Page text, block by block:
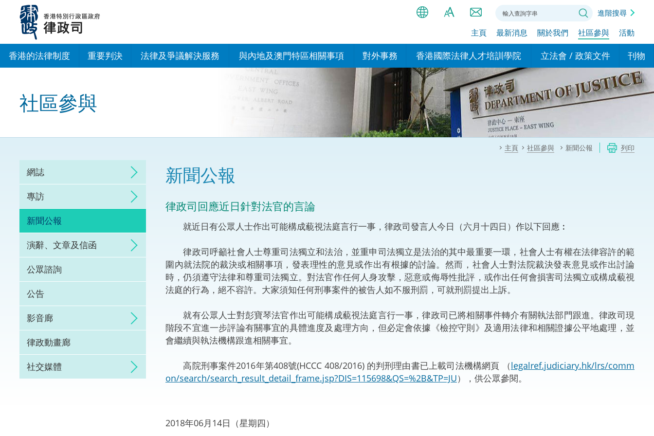
內
简
EN
Bahasa Indonesia (印尼語)
हिन्दी (印度語)
नेपाली (尼泊爾語)
Tiếng Việt (越南語)
A
A
進階搜尋
主頁 最新消息 關於我們 社區參與 活動
香港的法律制度 重要判決 法律及爭議解決服務
訴訟
網上爭議解決及法律科技
體育爭議解決先導計劃
能力建設
法律樞紐
促成交易和爭議解決服務中心
與內地及澳門特區相關事項
與內地的安排
香港與內地相互認可和執行民
商事案件判決的安排
關於建立更緊密經貿關係的安
與澳門特區的安排
“一帶一路”建設
粵港澳大灣區
對外事務
國際政府機構在香港設立辦事
處或運作
多邊協定
其他協定
香港國際法律人才培訓學院
我們的學院
我們的專家委員會
我們的辦公室
我們的培訓課程和能力建設項
立法會 / 政策文件
現行政策措施
政策文件
特別財務委員會
刊物
基本
民事
維護
刑事
一般
社區參與
主頁 社區參與 新聞公報 列印
網誌
專訪
新聞公報
演辭、文章及信函
公眾諮詢
公告
影音廊
律政動畫廊
社交媒體
新聞公報
律政司回應近日針對法官的言論
就近日有公眾人士作出可能構成藐視法庭言行一事，律政司發言人今日（六月十四日）作以下回應︰
律政司呼籲社會人士尊重司法獨立和法治，並重申司法獨立是法治的其中最重要一環，社會人士有權在法律容許的範
圍內就法院的裁決或相關事項，發表理性的意見或作出有根據的討論。然而，社會人士對法院裁決發表意見或作出討論
時，仍須遵守法律和尊重司法獨立。對法官作任何人身攻擊，惡意或侮辱性批評，或作出任何會損害司法獨立或構成藐視
法庭的行為，絕不容許。大家須知任何刑事案件的被告人如不服刑罰，可就刑罰提出上訴。
就有公眾人士對彭寶琴法官作出可能構成藐視法庭言行一事，律政司已將相關事件轉介有關執法部門跟進。律政司現
階段不宜進一步評論有關事宜的具體進度及處理方向，但必定會依據《檢控守則》及適用法律和相關證據公平地處理，並
會繼續與執法機構跟進相關事宜。
高院刑事案件2016年第408號(HCCC 408/2016) 的判刑理由書已上載司法機構網頁 （legalref.judiciary.hk/lrs/comm
on/search/search_result_detail_frame.jsp?DIS=115698&QS=%2B&TP=JU），供公眾參閱。
2018年06月14日（星期四）